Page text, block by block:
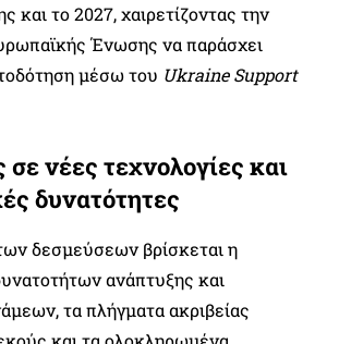
και το 2027, χαιρετίζοντας την
Ένωσης να παράσχει
μέσω του Ukraine Support
σε νέες τεχνολογίες και
δυνατότητες
δεσμεύσεων βρίσκεται η
ανάπτυξης και
τα πλήγματα ακριβείας